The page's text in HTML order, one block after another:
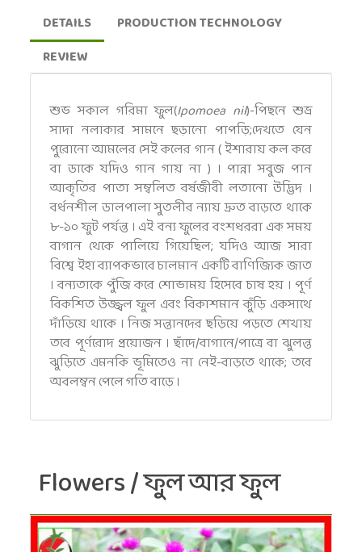
DETAILS
PRODUCTION TECHNOLOGY
REVIEW
শুভ সকাল গরিমা ফুল(Ipomoea nil)-পিছনে শুভ্র
সাদা নলাকার সামনে ছড়ানো পাপড়ি;দেখতে যেন
পুরোনো আমলের সেই কলের গান ( ইশারায় কল করে
বা ডাকে যদিও গান গায় না ) । পান্না সবুজ পান
আকৃতির পাতা সম্বলিত বর্ষজীবী লতানো উদ্ভিদ ।
বর্ধনশীল ডালপালা সুতলীর ন্যায় দ্রুত বাড়তে থাকে
৮-১০ ফুট পর্যন্ত । এই বন্য ফুলের বংশধররা এক সময়
বাগান থেকে পালিয়ে গিয়েছিল; যদিও আজ সারা
বিশ্বে ইহা ব্যাপকভাবে চালমান একটি বাণিজ্যিক জাত
। বন্যতাকে পুঁজি করে শোভাময় হিসেবে চাষ হয় । পূর্ণ
বিকশিত উজ্জ্বল ফুল এবং বিকাশমান কুঁড়ি একসাথে
দাঁড়িয়ে থাকে । নিজ সন্তানদের ছড়িয়ে পড়তে শেখায়
তবে পূর্ণরোদ প্রয়োজন । ছাঁদে/বাগানে/পাত্রে বা ঝুলন্ত
ঝুড়িতে এমনকি ভূমিতেও না নেই-বাড়তে থাকে; তবে
অবলম্বন পেলে গতি বাড়ে ।
Flowers / ফুল আর ফুল